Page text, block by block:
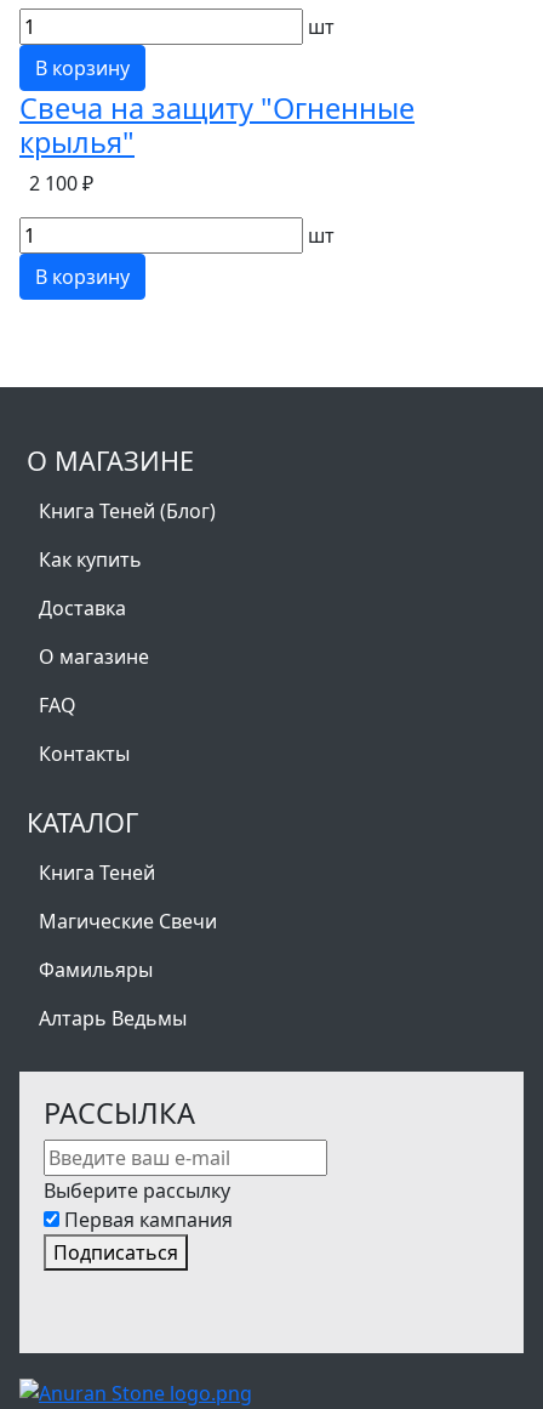
шт
В корзину
Свеча на защиту "Огненные
крылья"
2 100 ₽
шт
В корзину
О МАГАЗИНЕ
Книга Теней (Блог)
Как купить
Доставка
О магазине
FAQ
Контакты
КАТАЛОГ
Книга Теней
Магические Свечи
Фамильяры
Алтарь Ведьмы
РАССЫЛКА
Выберите рассылку
Первая кампания
Подписаться